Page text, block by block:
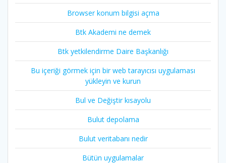
Browser konum bilgisi açma
Btk Akademi ne demek
Btk yetkilendirme Daire Başkanlığı
Bu içeriği görmek için bir web tarayıcısı uygulaması
yükleyin ve kurun
Bul ve Değiştir kısayolu
Bulut depolama
Bulut veritabanı nedir
Bütün uygulamalar